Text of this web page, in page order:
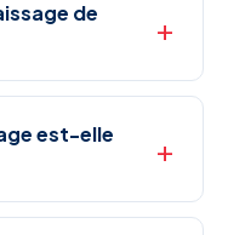
de
est-elle